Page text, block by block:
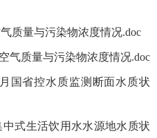
质量与污染物浓度情况.doc
气质量与污染物浓度情况.doc
国省控水质监测断面水质状
中式生活饮用水水源地水质状